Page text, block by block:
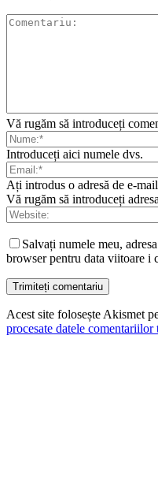
Vă rugăm să introduceți
Introduceți aici numele dvs.
Ați introdus o adresă de e-
Vă rugăm să introduceți
Salvați numele meu,
browser pentru data viitoare i
Acest site folosește Akismet
procesate datele comentariilor